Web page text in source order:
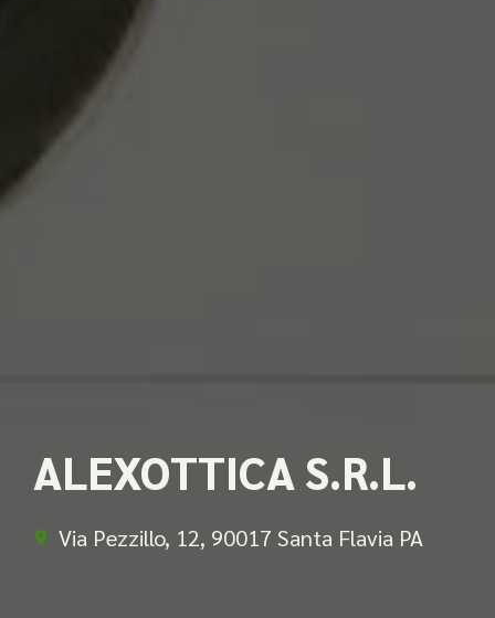
ALEXOTTICA S.R.L.
Via Pezzillo, 12, 90017 Santa Flavia PA